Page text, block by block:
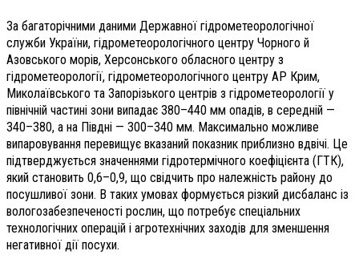
За багаторічними даними Державної гідрометеорологічної
служби України, гідрометеорологічного центру Чорного й
Азовського морів, Херсонського обласного центру з
гідрометеорології, гідрометеорологічного центру АР Крим,
Миколаївського та Запорізького центрів з гідрометеорології у
північній частині зони випадає 380–440 мм опадів, в середній —
340–380, а на Півдні — 300–340 мм. Максимально можливе
випаровування перевищує вказаний показник приблизно вдвічі. Це
підтверджується значеннями гідротермічного коефіцієнта (ГТК),
який становить 0,6–0,9, що свідчить про належність району до
посушливої зони. В таких умовах формується різкий дисбаланс із
вологозабезпеченості рослин, що потребує спеціальних
технологічних операцій і агротехнічних заходів для зменшення
негативної дії посухи.